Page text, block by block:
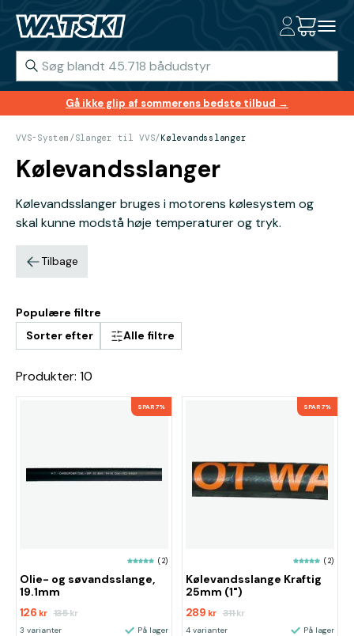
Gå ikke glip af sommerens bedste tilbud →
VVS-System /Slanger til VVS/Kølevandsslanger
Kølevandsslanger
Kølevandsslanger bruges i motorens kølesystem og
skal kunne modstå høje temperaturer og tryk.
Tilbage
Populære filtre
Sorter efter
Alle filtre
Produkter: 10
SPAR 7%
(2)
Olie- og søvandsslange,
19.1mm
126 kr 135kr
3 varianter På lager
SPAR 7%
(2)
Kølevandsslange Kraftig
25mm (1")
289 kr 311kr
4 varianter På lager